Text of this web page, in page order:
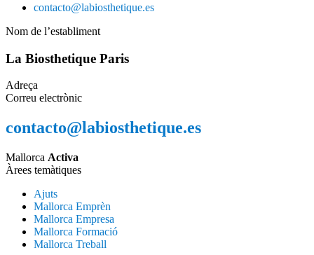
contacto@labiosthetique.es
Nom de l’establiment
La Biosthetique Paris
Adreça
Correu electrònic
contacto@labiosthetique.es
Mallorca Activa
Àrees temàtiques
Ajuts
Mallorca Emprèn
Mallorca Empresa
Mallorca Formació
Mallorca Treball